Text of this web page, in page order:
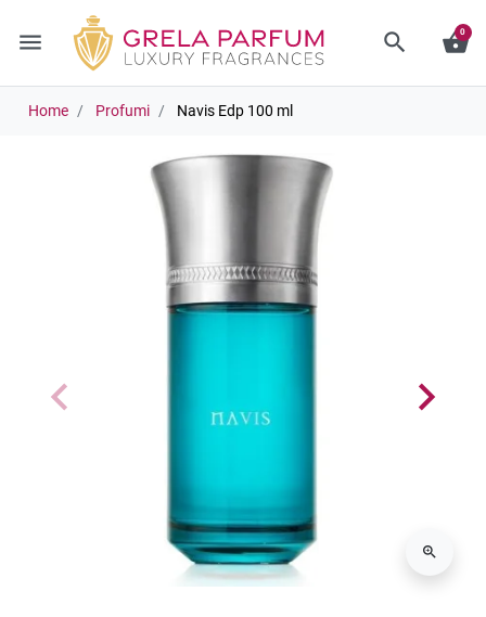
menu search shopping_basket
0
Home Profumi Navis Edp 100 ml